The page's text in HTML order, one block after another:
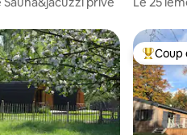
Coups
Coup